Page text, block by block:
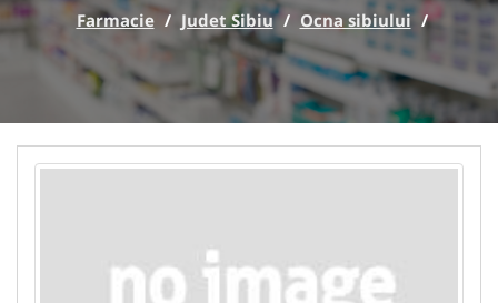
Farmacie / Judet Sibiu / Ocna sibiului /